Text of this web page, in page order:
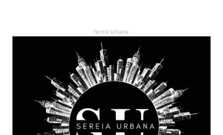
- Sereia Urbana -